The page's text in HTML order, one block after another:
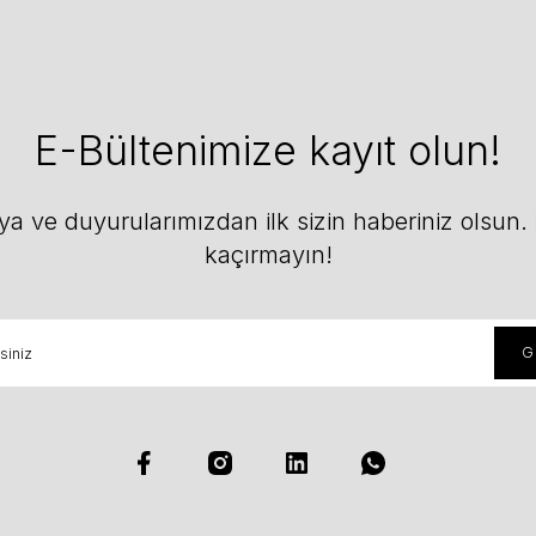
E-Bültenimize kayıt olun!
ve duyurularımızdan ilk sizin haberiniz olsun.
kaçırmayın!